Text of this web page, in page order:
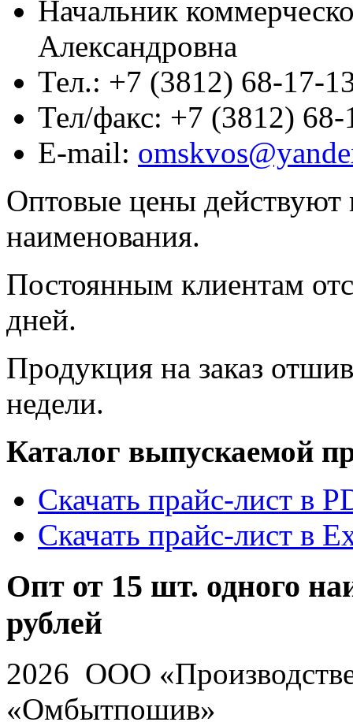
Начальник
Александровна
Тел.: +7 (3812) 68-17-
Тел/факс: +7 (3812) 68-
E-mail:
Оптовые цены действуют
наименования.
Постоянным клиентам
дней.
Продукция на заказ
недели.
Каталог выпускаемой
Скачать прайс-лист в
Скачать прайс-лист в
Опт от 15 шт. одного
рублей
2026 ООО
«Омбытпошив»